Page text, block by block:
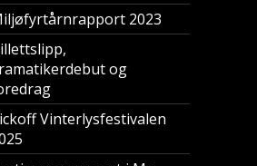
2023
og
Vinterlysfestivalen